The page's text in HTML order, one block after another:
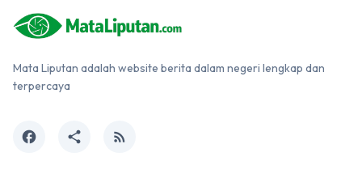
Mata Liputan adalah website berita dalam negeri lengkap dan
terpercaya
facebook share rss_feed